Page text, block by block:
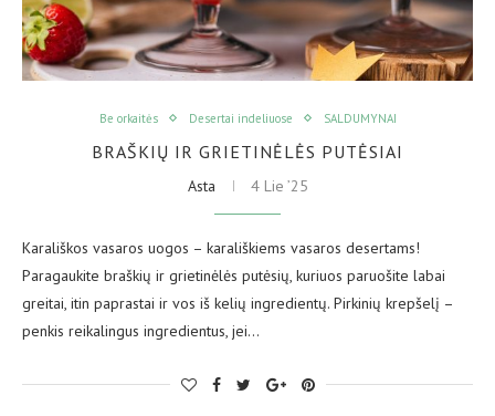
Be orkaitės Desertai indeliuose SALDUMYNAI
BRAŠKIŲ IR GRIETINĖLĖS PUTĖSIAI
Asta 4 Lie ’25
Karališkos vasaros uogos – karališkiems vasaros desertams!
Paragaukite braškių ir grietinėlės putėsių, kuriuos paruošite labai
greitai, itin paprastai ir vos iš kelių ingredientų. Pirkinių krepšelį –
penkis reikalingus ingredientus, jei…